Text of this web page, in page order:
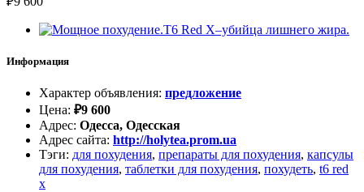
Информация
Характер объявления: предложение
Цена: ₽9 600
Адрес: Одесса, Одесская
Адрес сайта: http://holytea.prom.ua
Тэги: для похудения, препараты для похудения, капсулы
для похудения, таблетки для похудения, похудеть, t6 red
x